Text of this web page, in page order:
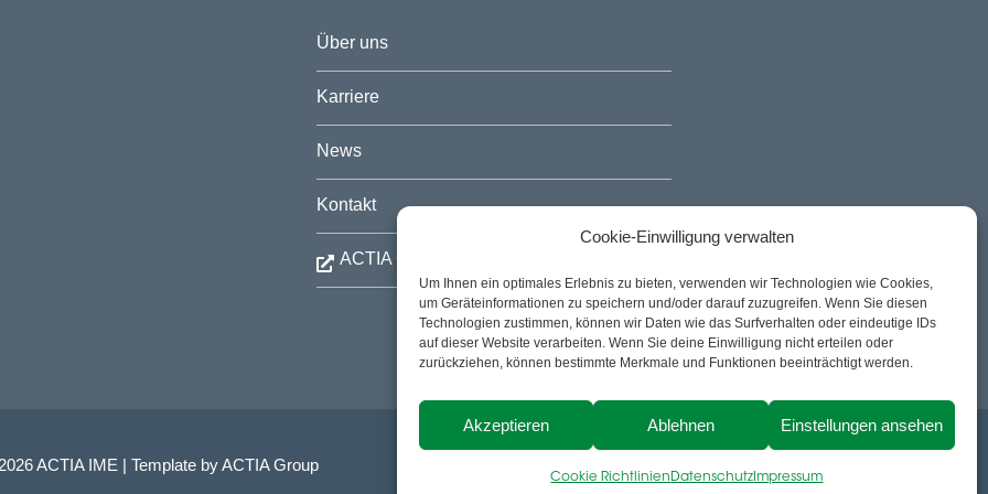
Cookie-Einwilligung verwalten
Um Ihnen ein optimales Erlebnis zu bieten, verwenden wir Technologien wie Cookies,
um Geräteinformationen zu speichern und/oder darauf zuzugreifen. Wenn Sie diesen
Technologien zustimmen, können wir Daten wie das Surfverhalten oder eindeutige IDs
auf dieser Website verarbeiten. Wenn Sie deine Einwilligung nicht erteilen oder
zurückziehen, können bestimmte Merkmale und Funktionen beeinträchtigt werden.
Akzeptieren Ablehnen Einstellungen ansehen
Cookie RichtlinienDatenschutz Impressum
Über uns
Karriere
News
Kontakt
ACTIA Group Website
ACTIA IME | Template by ACTIA Group